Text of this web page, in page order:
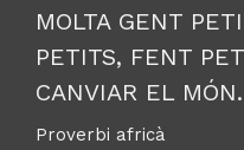
MOLTA GENT
PETITS, FENT
CANVIAR EL MÓN.
Proverbi africà